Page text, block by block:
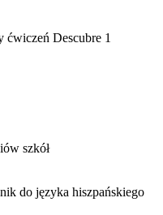
ćwiczeń Descubre 1
szkół
do języka hiszpańskiego